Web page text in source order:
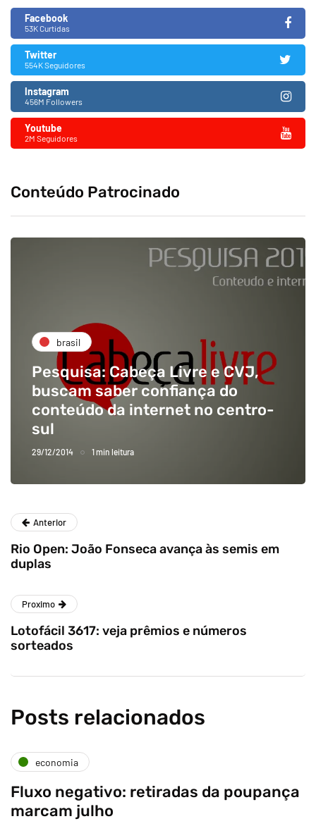
Facebook
53K Curtidas
Twitter
554K Seguidores
Instagram
456M Followers
Youtube
2M Seguidores
Conteúdo Patrocinado
brasil
Pesquisa: Cabeça Livre e CVJ,
buscam saber confiança do
conteúdo da internet no centro-
sul
29/12/2014 1 min leitura
Anterior
Rio Open: João Fonseca avança às semis em
duplas
Proximo
Lotofácil 3617: veja prêmios e números
sorteados
Posts relacionados
economia
Fluxo negativo: retiradas da poupança
marcam julho